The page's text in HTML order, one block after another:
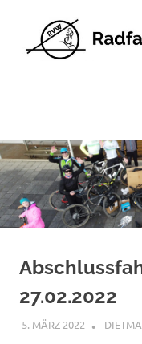
Zum
Inhalt
springen
27.02.2022
5. MÄRZ 2022